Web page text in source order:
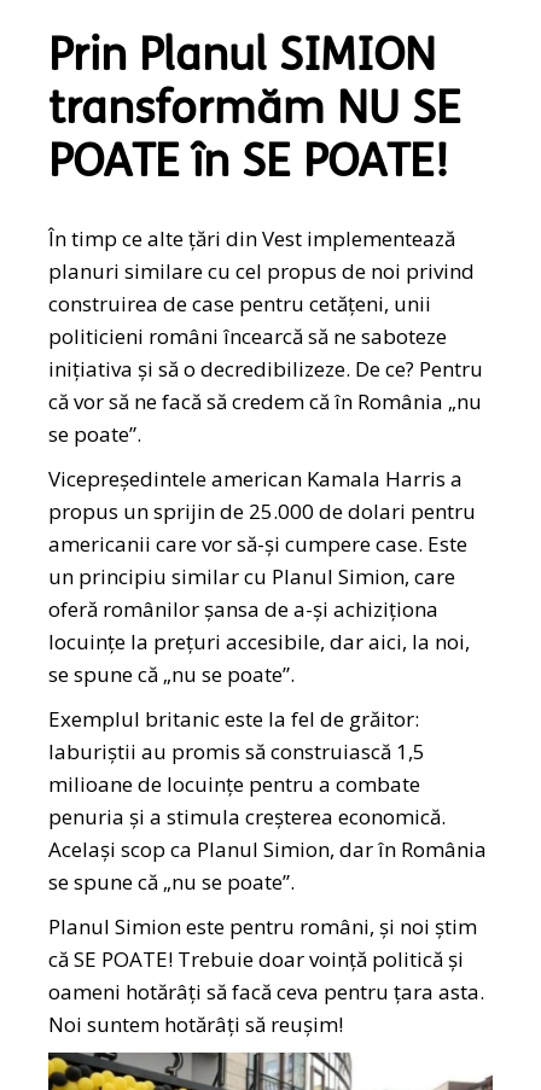
Prin Planul SIMION
transformăm NU SE
POATE în SE POATE!
În timp ce alte țări din Vest implementează
planuri similare cu cel propus de noi privind
construirea de case pentru cetățeni, unii
politicieni români încearcă să ne saboteze
inițiativa și să o decredibilizeze. De ce? Pentru
că vor să ne facă să credem că în România „nu
se poate”.
Vicepreședintele american Kamala Harris a
propus un sprijin de 25.000 de dolari pentru
americanii care vor să-și cumpere case. Este
un principiu similar cu Planul Simion, care
oferă românilor șansa de a-și achiziționa
locuințe la prețuri accesibile, dar aici, la noi,
se spune că „nu se poate”.
Exemplul britanic este la fel de grăitor:
laburiștii au promis să construiască 1,5
milioane de locuințe pentru a combate
penuria și a stimula creșterea economică.
Același scop ca Planul Simion, dar în România
se spune că „nu se poate”.
Planul Simion este pentru români, și noi știm
că SE POATE! Trebuie doar voință politică și
oameni hotărâți să facă ceva pentru țara asta.
Noi suntem hotărâți să reușim!